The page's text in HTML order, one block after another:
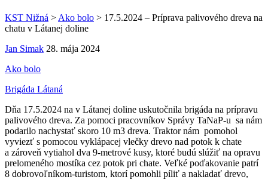
KST Nižná > Ako bolo > 17.5.2024 – Príprava palivového dreva na
chatu v Látanej doline
Jan Simak 28. mája 2024
Ako bolo
Brigáda Látaná
Dňa 17.5.2024 na v Látanej doline uskutočnila brigáda na prípravu
palivového dreva. Za pomoci pracovníkov Správy TaNaP-u sa nám
podarilo nachystať skoro 10 m3 dreva. Traktor nám pomohol
vyviezť s pomocou vyklápacej vlečky drevo nad potok k chate
a zároveň vytiahol dva 9-metrové kusy, ktoré budú slúžiť na opravu
prelomeného mostíka cez potok pri chate. Veľké poďakovanie patrí
8 dobrovoľníkom-turistom, ktorí pomohli píliť a nakladať drevo,